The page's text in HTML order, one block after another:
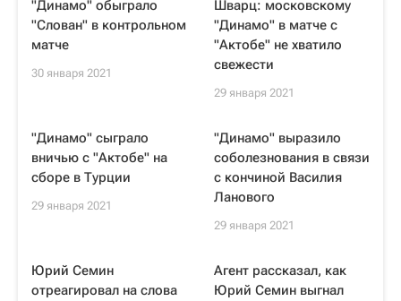
"Динамо" обыграло
"Слован" в контрольном
матче
30 января 2021
Шварц: московскому
"Динамо" в матче с
"Актобе" не хватило
свежести
29 января 2021
"Динамо" сыграло
вничью с "Актобе" на
сборе в Турции
29 января 2021
"Динамо" выразило
соболезнования в связи
с кончиной Василия
Ланового
29 января 2021
Юрий Семин
отреагировал на слова
Агент рассказал, как
Юрий Семин выгнал